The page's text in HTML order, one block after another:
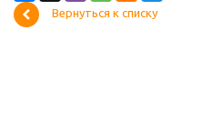
Вернуться к списку